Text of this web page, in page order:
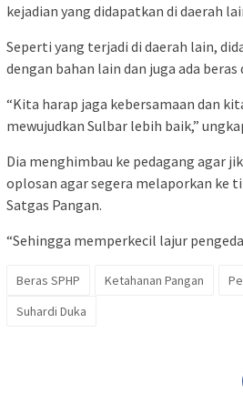
kejadian yang didapatkan di daerah
Seperti yang terjadi di daerah lain,
dengan bahan lain dan juga ada beras
“Kita harap jaga kebersamaan dan
mewujudkan Sulbar lebih baik,”
Dia menghimbau ke pedagang agar
oplosan agar segera melaporkan ke
Satgas Pangan.
“Sehingga memperkecil lajur
Beras SPHP Ketahanan Pangan
Suhardi Duka